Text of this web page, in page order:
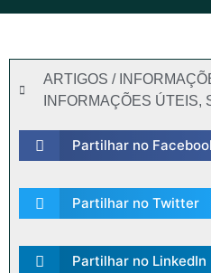
ARTIGOS /
INFORMAÇÕES ÚTEIS,
Partilhar no
Partilhar no Twitter
Partilhar no LinkedIn